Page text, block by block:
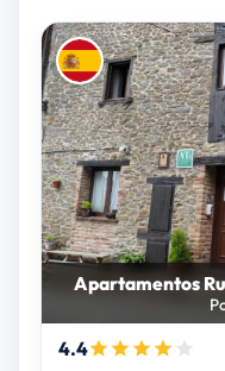
Apartamentos
4.4